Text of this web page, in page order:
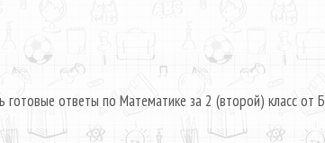
готовые ответы по Математике за 2 (второй) класс